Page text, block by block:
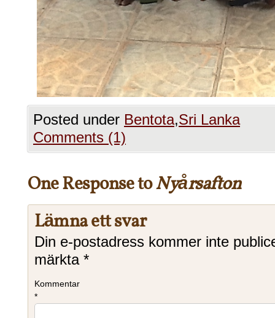
Posted under Bentota,Sri Lanka
Comments (1)
One Response toNyårsafton
Lämna ett svar
Din e-postadress kommer inte
märkta *
Kommentar
*